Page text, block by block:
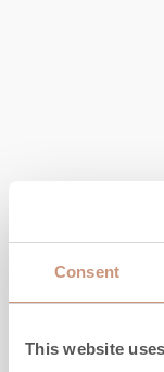
Consent
This website
Korpi